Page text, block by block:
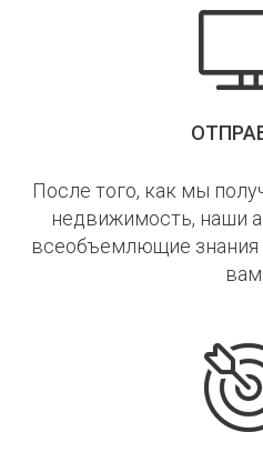
После того, как мы
недвижимость, наши
всеобъемлющие знания